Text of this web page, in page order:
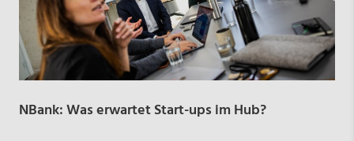
NBank: Was erwartet Start-ups im Hub?